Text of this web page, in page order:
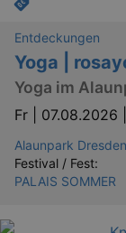
Entdeckungen
Yoga |
Yoga im
Fr | 07.08.2026
Alaunpark Dresden
Festival / Fest:
PALAIS SOMMER